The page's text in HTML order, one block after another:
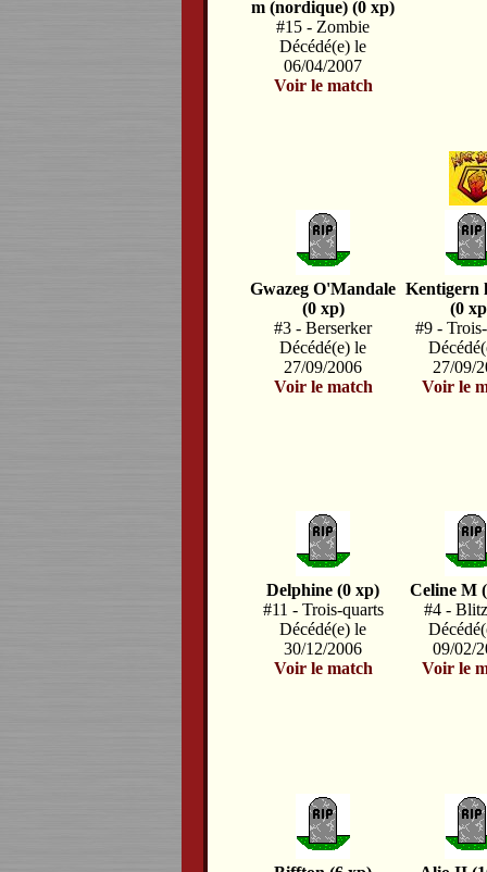
m (nordique) (0 xp)
#15 - Zombie
Décédé(e) le
06/04/2007
Voir le match
Gwazeg O'Mandale
(0 xp)
#3 - Berserker
Décédé(e) le
27/09/2006
Voir le match
Kentigern
(0
#9 -
27/09/
Voir le
Delphine (0 xp)
#11 - Trois-quarts
Décédé(e) le
30/12/2006
Voir le match
Celine M
#4 -
09/02/
Voir le